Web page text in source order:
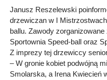
Janusz Reszelewski
drzewiczan w I
ballu. Zawody
Sportownia Speed-ball oraz
Z imprezy tej drzewiccy
– W gronie kobiet podwójną
Smolarska, a Irena Kwiecień